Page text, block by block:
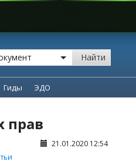
Найти
Гиды ЭДО
прав
21.01.2020 12:54